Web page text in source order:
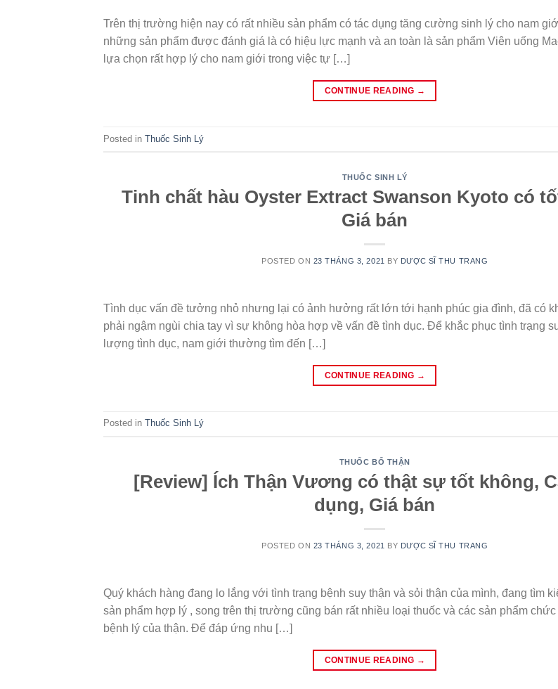
Trên thị trường hiện nay có rất nhiều sản phẩm có tác dụng tăng cường sinh lý cho nam
những sản phẩm được đánh giá là có hiệu lực mạnh và an toàn là sản phẩm Viên uống
lựa chọn rất hợp lý cho nam giới trong việc tự […]
CONTINUE READING →
Posted in Thuốc Sinh Lý
THUỐC SINH LÝ
Tinh chất hàu Oyster Extract Swanson Kyoto có
Giá bán
POSTED ON 23 THÁNG 3, 2021 BY DƯỢC SĨ THU TRANG
Tình dục vấn đề tưởng nhỏ nhưng lại có ảnh hưởng rất lớn tới hạnh phúc gia đình, đã có
phải ngậm ngùi chia tay vì sự không hòa hợp về vấn đề tình dục. Để khắc phục tình trạng
lượng tình dục, nam giới thường tìm đến […]
CONTINUE READING →
Posted in Thuốc Sinh Lý
THUỐC BỔ THẬN
[Review] Ích Thận Vương có thật sự tốt không,
dụng, Giá bán
POSTED ON 23 THÁNG 3, 2021 BY DƯỢC SĨ THU TRANG
Quý khách hàng đang lo lắng với tình trạng bệnh suy thận và sỏi thận của mình, đang tìm
sản phẩm hợp lý , song trên thị trường cũng bán rất nhiều loại thuốc và các sản phẩm
bệnh lý của thận. Để đáp ứng nhu […]
CONTINUE READING →